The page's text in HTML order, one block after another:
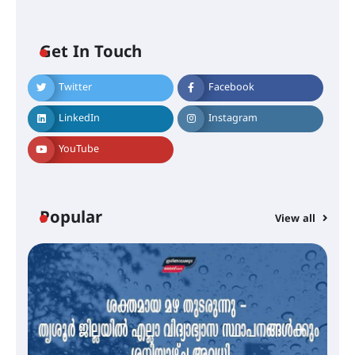
Get In Touch
Twitter Facebook
LinkedIn Instagram
YouTube
Popular View all
എം.ജി. യൂണിവേഴ്‌സിറ്റിയിൽ നിന്ന്
ഇംഗ്ളീഷ് സാഹിത്യത്തിൽ
ഡോക്ടറേറ്റ് നേടിയ എൻ. ആര്യ
വെള്ളിയാഴ്ച സ്‌ക്രീൻ ചെയ്യുന്നു
സെന്റ് ജോസഫ്സ് കോളജ്
കോമേഴ്‌സ് അസോസിയേഷന്
തുടക്കമായി